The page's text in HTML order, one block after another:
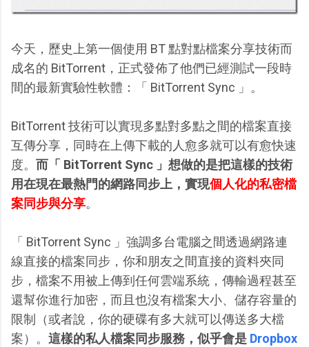
今天，歷史上第一個使用 BT 點對點檔案分享技術而
成名的 BitTorrent，正式發佈了他們已經測試一段時
間的最新實驗性軟體：「 BitTorrent Sync 」。
BitTorrent 技術可以實現多點對多點之間的檔案直接
互傳分享，同時在上傳下載的人愈多就可以有愈快速
度。 而「 BitTorrent Sync 」想做的是把這樣的技術
用在現在最熱門的網路同步上，實現個人化的私密檔
案同步與分享。
「 BitTorrent Sync 」強調多台電腦之間透過網路連
線直接的檔案同步，你和朋友之間直接的資料夾同
步，檔案不用被上傳到任何雲端系統，傳輸過程甚至
還幫你進行加密，而且也沒有檔案大小、儲存容量的
限制（或者說，你的硬碟有多大就可以傳送多大檔
案）。 這樣的私人檔案同步服務，似乎會是 Dropbox